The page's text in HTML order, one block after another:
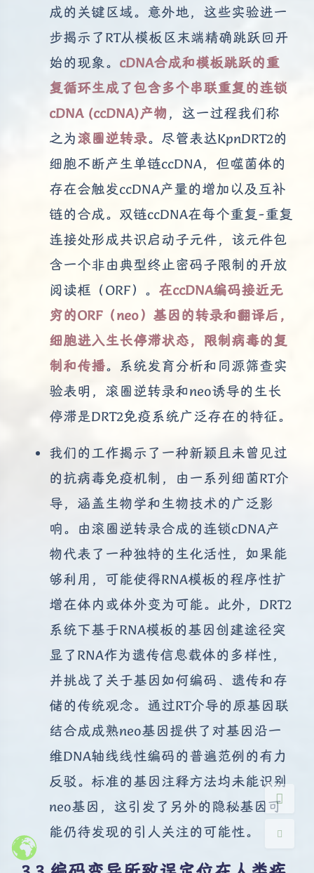
Sans Serif Serif
浅阴影 深阴影
关闭 日落 暗化 灰度
成的关键区域。意外地，这些实验进一
步揭示了RT从模板区末端精确跳跃回开
始的现象。 cDNA合成和模板跳跃的重
复循环生成了包含多个串联重复的连锁
cDNA (ccDNA)产物 ，这一过程我们称
之为滚圈逆转录。尽管表达KpnDRT2的
细胞不断产生单链ccDNA，但噬菌体的
存在会触发ccDNA产量的增加以及互补
链的合成。双链ccDNA在每个重复-重复
连接处形成共识启动子元件，该元件包
含一个非由典型终止密码子限制的开放
阅读框（ORF）。 在ccDNA编码接近无
穷的ORF（neo）基因的转录和翻译后，
细胞进入生长停滞状态，限制病毒的复
制和传播。系统发育分析和同源筛查实
验表明，滚圈逆转录和neo诱导的生长
停滞是DRT2免疫系统广泛存在的特征。
我们的工作揭示了一种新颖且未曾见过
的抗病毒免疫机制，由一系列细菌RT介
导，涵盖生物学和生物技术的广泛影
响。由滚圈逆转录合成的连锁cDNA产
物代表了一种独特的生化活性，如果能
够利用，可能使得RNA模板的程序性扩
增在体内或体外变为可能。此外，DRT2
系统下基于RNA模板的基因创建途径突
显了RNA作为遗传信息载体的多样性，
并挑战了关于基因如何编码、遗传和存
储的传统观念。通过RT介导的原基因联
结合成成熟neo基因提供了对基因沿一
维DNA轴线线性编码的普遍范例的有力
反驳。标准的基因注释方法均未能识别
neo基因，这引发了另外的隐秘基因可
能仍待发现的引人关注的可能性。